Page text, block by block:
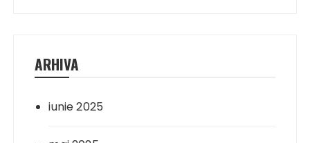
ARHIVA
iunie 2025